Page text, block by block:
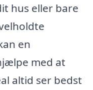
hus eller bare
en
med at
altid ser bedst